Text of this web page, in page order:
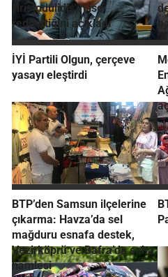
Hristodulidis'in ise
reddettiğini açıkladı
İYİ Partili Olgun, çerçeve
yasayı eleştirdi
BTP’den Samsun ilçelerine
çıkarma: Havza’da sel
mağduru esnafa destek,
Vezirköprü ve Bafra’da saha
hamlesi